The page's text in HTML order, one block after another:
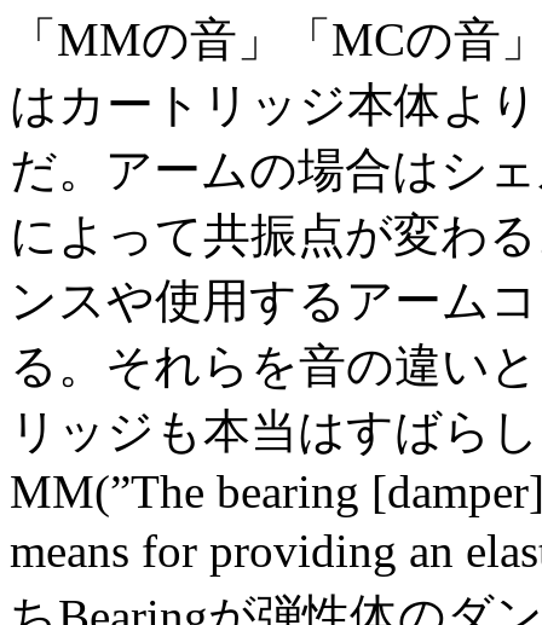
「MMの音」「MCの音
はカートリッジ本体よ
だ。アームの場合はシ
によって共振点が変わ
ンスや使用するアーム
る。それらを音の違い
リッジも本当はすばら
MM(”The bearing
means for providing an